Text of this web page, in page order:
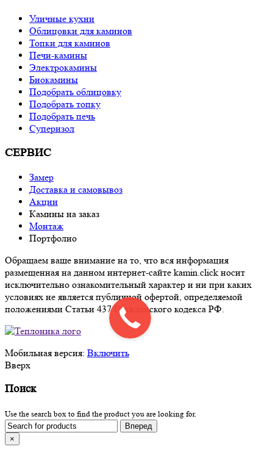
Уличные кухни
Облицовки для каминов
Топки для каминов
Печи-камины
Электрокамины
Биокамины
Подобрать облицовку
Подобрать топку
Подобрать печь
Суперизол
СЕРВИС
Замер
Доставка и самовывоз
Акции
Камины на заказ
Монтаж
Портфолио
Обращаем ваше внимание на то, что вся информация
размещенная на данном интернет-сайте kamin.click носит
исключительно ознакомительный характер и ни при каких
условиях не является публичной офертой, определяемой
положениями Статьи 437 Гражданского кодекса РФ.
Мобильная версия: Включить
Вверх
Поиск
Use the search box to find the product you are looking for.
×